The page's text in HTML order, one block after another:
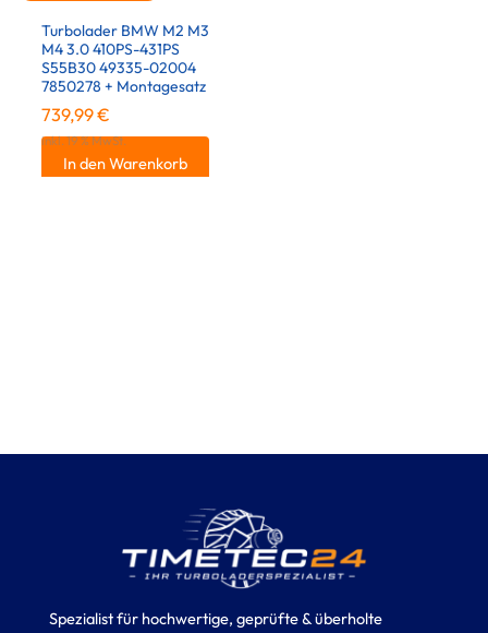
Turbolader BMW M2 M3
M4 3.0 410PS-431PS
S55B30 49335-02004
7850278 + Montagesatz
739,99€
inkl. 19 % MwSt.
In den Warenkorb
Spezialist für hochwertige, geprüfte & überholte